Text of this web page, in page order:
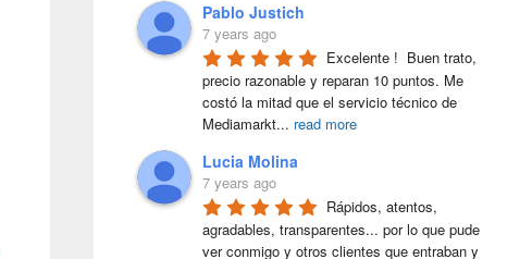
Pablo Justich
7 years ago
Excelente !  Buen trato,
precio razonable y reparan 10 puntos. Me
costó la mitad que el servicio técnico de
Mediamarkt... read more
Lucia Molina
7 years ago
Rápidos, atentos,
agradables, transparentes... por lo que pude
ver conmigo y otros clientes que entraban y